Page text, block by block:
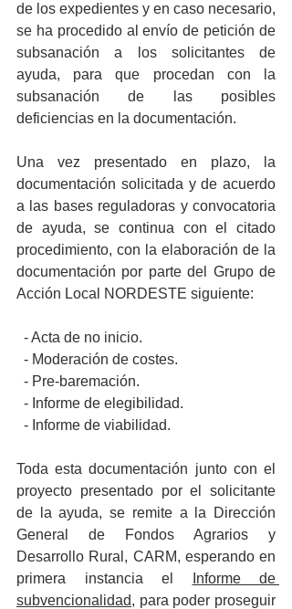
de los expedientes y en caso necesario,
se ha procedido al envío de petición de
subsanación a los solicitantes de
ayuda, para que procedan con la
subsanación de las posibles
deficiencias en la documentación.
Una vez presentado en plazo, la
documentación solicitada y de acuerdo
a las bases reguladoras y convocatoria
de ayuda, se continua con el citado
procedimiento, con la elaboración de la
documentación por parte del Grupo de
Acción Local NORDESTE siguiente:
  - Acta de no inicio.
  - Moderación de costes.
  - Pre-baremación.
  - Informe de elegibilidad.
  - Informe de viabilidad.
Toda esta documentación junto con el
proyecto presentado por el solicitante
de la ayuda, se remite a la Dirección
General de Fondos Agrarios y
Desarrollo Rural, CARM, esperando en
primera instancia el
Informe de
subvencionalidad, para poder proseguir